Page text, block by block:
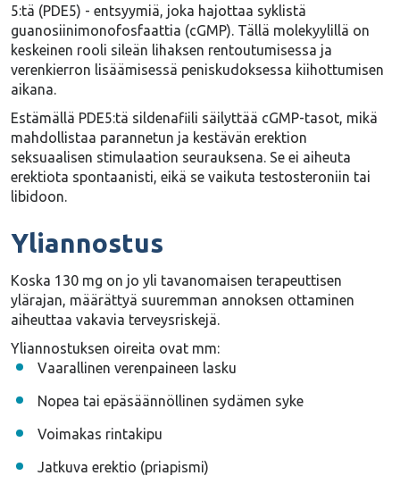
5:tä (PDE5) - entsyymiä, joka hajottaa syklistä
guanosiinimonofosfaattia (cGMP). Tällä molekyylillä on
keskeinen rooli sileän lihaksen rentoutumisessa ja
verenkierron lisäämisessä peniskudoksessa kiihottumisen
aikana.
Estämällä PDE5:tä sildenafiili säilyttää cGMP-tasot, mikä
mahdollistaa parannetun ja kestävän erektion
seksuaalisen stimulaation seurauksena. Se ei aiheuta
erektiota spontaanisti, eikä se vaikuta testosteroniin tai
libidoon.
Yliannostus
Koska 130 mg on jo yli tavanomaisen terapeuttisen
ylärajan, määrättyä suuremman annoksen ottaminen
aiheuttaa vakavia terveysriskejä.
Yliannostuksen oireita ovat mm:
Vaarallinen verenpaineen lasku
Nopea tai epäsäännöllinen sydämen syke
Voimakas rintakipu
Jatkuva erektio (priapismi)